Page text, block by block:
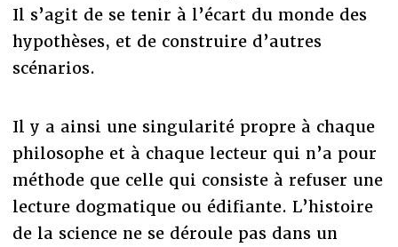
Il s’agit de se tenir à l’écart du monde des
hypothèses, et de construire d’autres
scénarios.
Il y a ainsi une singularité propre à chaque
philosophe et à chaque lecteur qui n’a pour
méthode que celle qui consiste à refuser une
lecture dogmatique ou édifiante. L’histoire
de la science ne se déroule pas dans un